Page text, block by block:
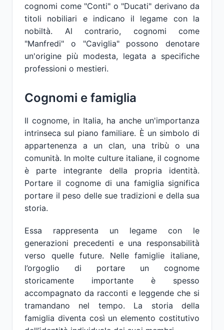
cognomi come "Conti" o "Ducati" derivano da
titoli nobiliari e indicano il legame con la
nobiltà. Al contrario, cognomi come
"Manfredi" o "Caviglia" possono denotare
un'origine più modesta, legata a specifiche
professioni o mestieri.
Cognomi e famiglia
Il cognome, in Italia, ha anche un'importanza
intrinseca sul piano familiare. È un simbolo di
appartenenza a un clan, una tribù o una
comunità. In molte culture italiane, il cognome
è parte integrante della propria identità.
Portare il cognome di una famiglia significa
portare il peso delle sue tradizioni e della sua
storia.
Essa rappresenta un legame con le
generazioni precedenti e una responsabilità
verso quelle future. Nelle famiglie italiane,
l’orgoglio di portare un cognome
storicamente importante è spesso
accompagnato da racconti e leggende che si
tramandano nel tempo. La storia della
famiglia diventa così un elemento costitutivo